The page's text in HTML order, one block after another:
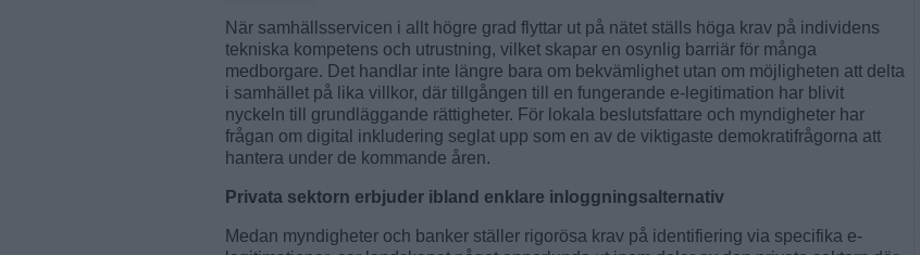
När samhällsservicen i allt högre grad flyttar ut på nätet ställs höga krav på individens
tekniska kompetens och utrustning, vilket skapar en osynlig barriär för många
medborgare. Det handlar inte längre bara om bekvämlighet utan om möjligheten att delta
i samhället på lika villkor, där tillgången till en fungerande e-legitimation har blivit
nyckeln till grundläggande rättigheter. För lokala beslutsfattare och myndigheter har
frågan om digital inkludering seglat upp som en av de viktigaste demokratifrågorna att
hantera under de kommande åren.
Privata sektorn erbjuder ibland enklare inloggningsalternativ
Medan myndigheter och banker ställer rigorösa krav på identifiering via specifika e-